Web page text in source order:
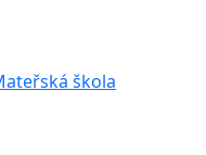
škola